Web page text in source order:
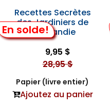
En solde!
Recettes Secrètes
des Jardiniers de
Normandie
9,95 $
28,95 $
Papier (livre entier)
Ajoutez au panier